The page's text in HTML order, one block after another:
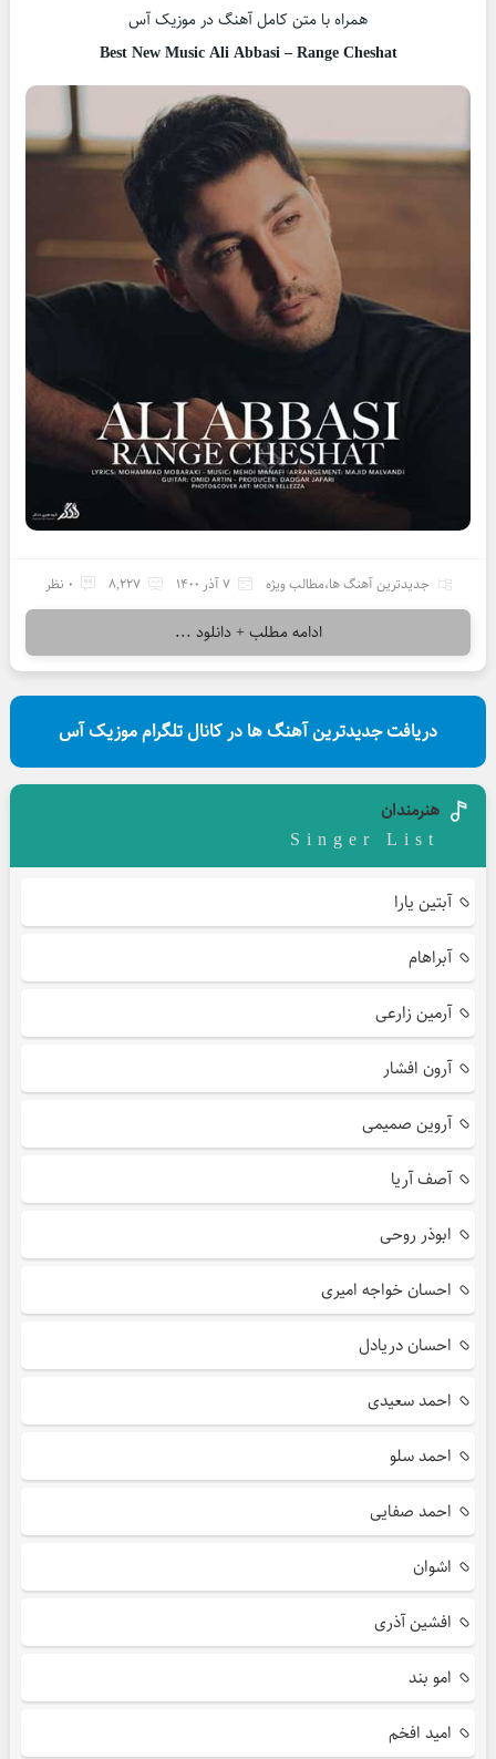
همراه با متن کامل آهنگ در موزیک آس
Best New Music Ali Abbasi – Range Cheshat
جدیدترین آهنگ ها،مطالب ویژه 7 آذر 1400 8,227 0 نظر
ادامه مطلب + دانلود ...
دریافت جدیدترین آهنگ ها در کانال تلگرام موزیک آس
هنرمندان
Singer List
آبتین یارا
آبراهام
آرمین زارعی
آرون افشار
آروین صمیمی
آصف آریا
ابوذر روحی
احسان خواجه امیری
احسان دریادل
احمد سعیدی
احمد سلو
احمد صفایی
اشوان
افشین آذری
امو بند
امید افخم